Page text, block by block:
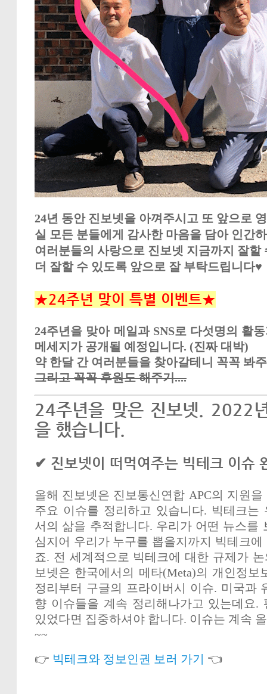
24년 동안 진보넷을 아껴주시고 또 앞으로
실 모든 분들에게 감사한 마음을 담아 인간
여러분들의 사랑으로 진보넷 지금까지 잘할
더 잘할 수 있도록 앞으로 잘 부탁드립니다♥
★24주년 맞이 특별 이벤트★
24주년을 맞아 메일과 SNS로 다섯명의 활
메세지가 공개될 예정입니다. (진짜 대박)
약 한달 간 여러분들을 찾아갈테니 꼭꼭 봐
그리고 꼭꼭 후원도 해주기....
24주년을 맞은 진보넷. 2022
을 했습니다.
✔ 진보넷이 떠먹여주는 빅테크 이슈
올해 진보넷은 진보통신연합 APC의 지원
주요 이슈를 정리하고 있습니다. 빅테크는
서의 삶을 추적합니다. 우리가 어떤 뉴스를
심지어 우리가 누구를 뽑을지까지 빅테크
죠. 전 세계적으로 빅테크에 대한 규제가
보넷은 한국에서의 메타(Meta)의 개인정보
정리부터 구글의 프라이버시 이슈. 미국과
향 이슈들을 계속 정리해나가고 있는데요.
있었다면 집중하셔야 합니다. 이슈는 계속
~~
👉 빅테크와 정보인권 보러 가기 👈